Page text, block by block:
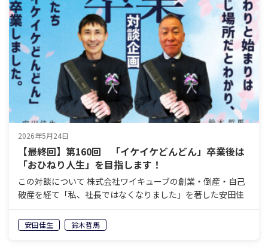
2026年5月24日
【最終回】第160回 「イケイケどんどん」卒業後は
「おひねり人生」を目指します！
この対談について 株式会社ワイキューブの創業・倒産・自己
破産を経て「私、社長ではなくなりました」を著した安田佳
歳で経営から退くことを決めている鈴木哲馬。「イケイケ
ど…
安田佳生 鈴木哲馬